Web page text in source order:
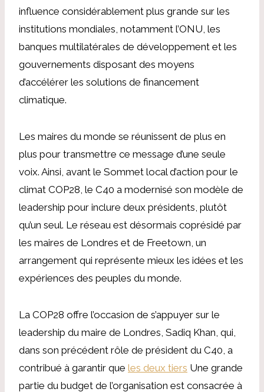
influence considérablement plus grande sur les
institutions mondiales, notamment l’ONU, les
banques multilatérales de développement et les
gouvernements disposant des moyens
d’accélérer les solutions de financement
climatique.
Les maires du monde se réunissent de plus en
plus pour transmettre ce message d’une seule
voix. Ainsi, avant le Sommet local d’action pour le
climat COP28, le C40 a modernisé son modèle de
leadership pour inclure deux présidents, plutôt
qu’un seul. Le réseau est désormais coprésidé par
les maires de Londres et de Freetown, un
arrangement qui représente mieux les idées et les
expériences des peuples du monde.
La COP28 offre l’occasion de s’appuyer sur le
leadership du maire de Londres, Sadiq Khan, qui,
dans son précédent rôle de président du C40, a
contribué à garantir que les deux tiers Une grande
partie du budget de l’organisation est consacrée à